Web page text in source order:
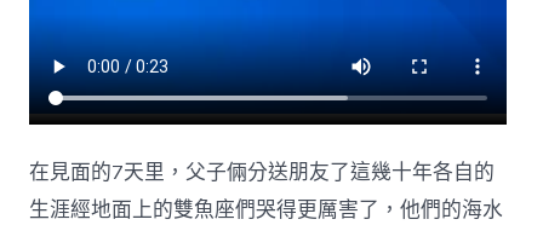
在見面的7天里，父子倆分送朋友了這幾十年各自的
生涯經地面上的雙魚座們哭得更厲害了，他們的海水